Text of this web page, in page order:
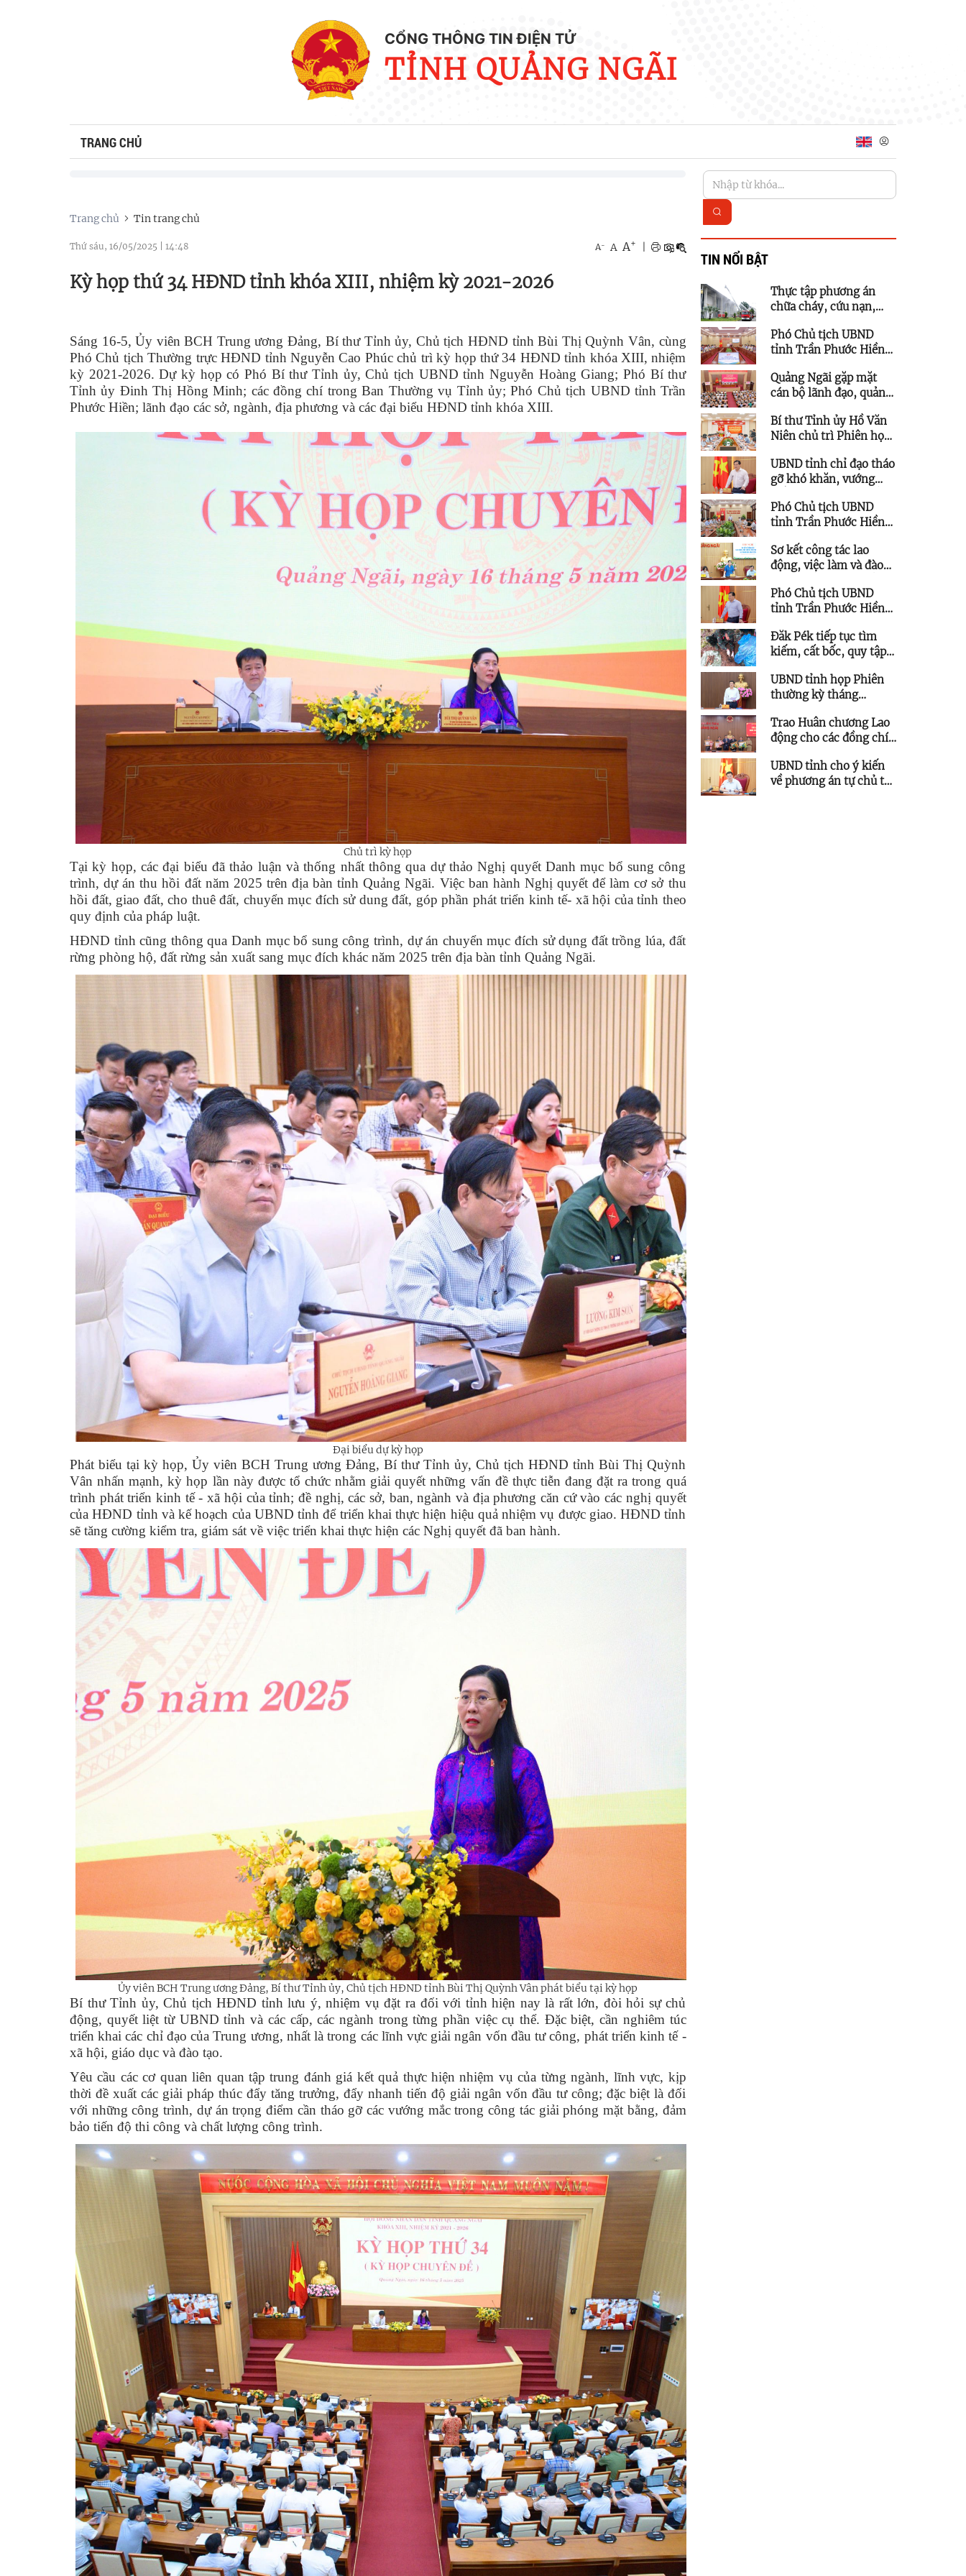
CỔNG THÔNG TIN ĐIỆN TỬ
TỈNH QUẢNG NGÃI
TRANG CHỦ
Trang chủ Tin trang chủ
Thứ sáu, 16/05/2025 14:48 A- A A+
Kỳ họp thứ 34 HĐND tỉnh khóa XIII, nhiệm kỳ 2021-2026
Sáng 16-5, Ủy viên BCH Trung ương Đảng, Bí thư Tỉnh ủy, Chủ tịch HĐND tỉnh Bùi Thị Quỳnh Vân, cùng
Phó Chủ tịch Thường trực HĐND tỉnh Nguyễn Cao Phúc chủ trì kỳ họp thứ 34 HĐND tỉnh khóa XIII, nhiệm
kỳ 2021-2026. Dự kỳ họp có Phó Bí thư Tỉnh ủy, Chủ tịch UBND tỉnh Nguyễn Hoàng Giang; Phó Bí thư
Tỉnh ủy Đinh Thị Hồng Minh; các đồng chí trong Ban Thường vụ Tỉnh ủy; Phó Chủ tịch UBND tỉnh Trần
Phước Hiền; lãnh đạo các sở, ngành, địa phương và các đại biểu HĐND tỉnh khóa XIII.
Chủ trì kỳ họp
Tại kỳ họp, các đại biểu đã thảo luận và thống nhất thông qua dự thảo Nghị quyết Danh mục bổ sung công
trình, dự án thu hồi đất năm 2025 trên địa bàn tỉnh Quảng Ngãi. Việc ban hành Nghị quyết để làm cơ sở thu
hồi đất, giao đất, cho thuê đất, chuyển mục đích sử dung đất, góp phần phát triển kinh tế- xã hội của tỉnh theo
quy định của pháp luật.
HĐND tỉnh cũng thông qua Danh mục bổ sung công trình, dự án chuyển mục đích sử dụng đất trồng lúa, đất
rừng phòng hộ, đất rừng sản xuất sang mục đích khác năm 2025 trên địa bàn tỉnh Quảng Ngãi.
Đại biểu dự kỳ họp
Phát biểu tại kỳ họp, Ủy viên BCH Trung ương Đảng, Bí thư Tỉnh ủy, Chủ tịch HĐND tỉnh Bùi Thị Quỳnh
Vân nhấn mạnh, kỳ họp lần này được tổ chức nhằm giải quyết những vấn đề thực tiễn đang đặt ra trong quá
trình phát triển kinh tế - xã hội của tỉnh; đề nghị, các sở, ban, ngành và địa phương căn cứ vào các nghị quyết
của HĐND tỉnh và kế hoạch của UBND tỉnh để triển khai thực hiện hiệu quả nhiệm vụ được giao. HĐND tỉnh
sẽ tăng cường kiểm tra, giám sát về việc triển khai thực hiện các Nghị quyết đã ban hành.
Ủyviên BCH Trung ương Đảng, Bí thư Tỉnhủy, Chủ tịch HĐND tỉnh Bùi Thị Quỳnh Vânphát biểu tại kỳ họp
Bí thư Tỉnh ủy, Chủ tịch HĐND tỉnh lưu ý, nhiệm vụ đặt ra đối với tỉnh hiện nay là rất lớn, đòi hỏi sự chủ
động, quyết liệt từ UBND tỉnh và các cấp, các ngành trong từng phần việc cụ thể. Đặc biệt, cần nghiêm túc
triển khai các chỉ đạo của Trung ương, nhất là trong các lĩnh vực giải ngân vốn đầu tư công, phát triển kinh tế -
xã hội, giáo dục và đào tạo.
Yêu cầu các cơ quan liên quan tập trung đánh giá kết quả thực hiện nhiệm vụ của từng ngành, lĩnh vực, kịp
thời đề xuất các giải pháp thúc đẩy tăng trưởng, đẩy nhanh tiến độ giải ngân vốn đầu tư công; đặc biệt là đối
với những công trình, dự án trọng điểm cần tháo gỡ các vướng mắc trong công tác giải phóng mặt bằng, đảm
bảo tiến độ thi công và chất lượng công trình.
TIN NỔI BẬT
Thực tập phương án
chữa cháy, cứu nạn,
Hội nghị và Triển lãm
tỉnh Quảng Ngãi
Phó Chủ tịch UBND
tỉnh Trần Phước Hiền
triển khai thực hiện
Nghị quyết 57
Quảng Ngãi gặp mặt
cán bộ lãnh đạo, quản
Thường vụ Tỉnh ủy
quản lý được quy hoạch
Bí thư Tỉnh ủy Hồ Văn
Niên chủ trì Phiên họp
trình trọng điểm
UBND tỉnh chỉ đạo tháo
gỡ khó khăn, vướng
đọng, kéo dài
Phó Chủ tịch UBND
tỉnh Trần Phước Hiền
Ứng dụng Khoa học và
Công nghệ
Sơ kết công tác lao
động, việc làm và đào
năm 2026
Phó Chủ tịch UBND
tỉnh Trần Phước Hiền
mắc các dự án lưới điện
trên địa bàn tỉnh
Đăk Pék tiếp tục tìm
kiếm, cất bốc, quy tập
UBND tỉnh họp Phiên
thường kỳ tháng
Trao Huân chương Lao
động cho các đồng chí
UBND tỉnh cho ý kiến
về phương án tự chủ tài